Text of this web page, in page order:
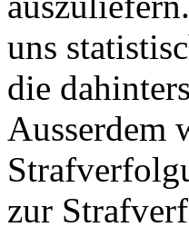
uns
die
Ausserdem
zur